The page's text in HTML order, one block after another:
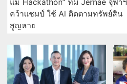
แม่ Hackathon” ทีม Jernae จุฬาฯ
คว้าแชมป์ ใช้ AI ติดตามทรัพย์สิน
สูญหาย